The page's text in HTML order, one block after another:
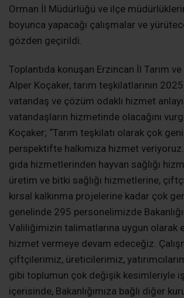
Orman İl Müdürlüğü ve ilçe
boyunca yapacağı çalışmalar ve
gözden geçirildi.
Toplantıda konuşan Erzincan İl Tarım
Alper Koçaker, tarım teşkilatlarının 2025
vatandaş ve çözüm odaklı hizmet
vatandaşların hizmetinde olacağını
Koçaker; “Tarım teşkilatı olarak çok
perspektifte halkımıza hizmet veriyoruz.
gıda hizmetlerinden hayvan sağlığı
üretim ve bitki sağlığı hizmetlerine,
kırsal kalkınma projelerine kadar çok
genelinde 295 personelimizde
Valiliğimizin talimatlarına uygun olarak
hizmet vermeye devam edeceğiz.
çiftçilerimiz, üreticilerimiz,
gibi toplumun çok değişik kesimleriyle
içerisinde, Bakanlığımıza bağlı diğer